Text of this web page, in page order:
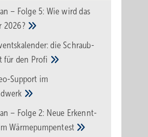
– Folge 5: Wie wird das
2026?
die Schraub­
für den Pro­fi
Support im
– Folge 2: Neue Erkennt­
Wärme­pumpen­test